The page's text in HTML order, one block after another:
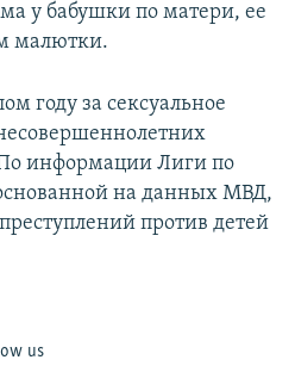
у бабушки по матери, ее
малютки.
году за сексуальное
информации Лиги по
на данных МВД,
против детей
us